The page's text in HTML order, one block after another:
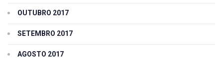
OUTUBRO 2017
SETEMBRO 2017
AGOSTO 2017